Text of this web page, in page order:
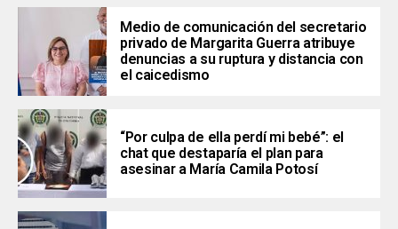
Medio de comunicación del secretario
privado de Margarita Guerra atribuye
denuncias a su ruptura y distancia con
el caicedismo
“Por culpa de ella perdí mi bebé”: el
chat que destaparía el plan para
asesinar a María Camila Potosí